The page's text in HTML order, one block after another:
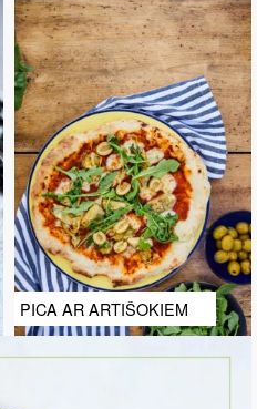
PICA AR ARTIŠOKIEM